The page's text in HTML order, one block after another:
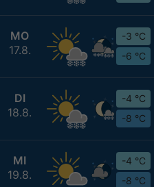
MO
17.8.
-3 °C
-6 °C
DI
18.8.
-4 °C
-8 °C
MI
19.8.
-4 °C
-8 °C